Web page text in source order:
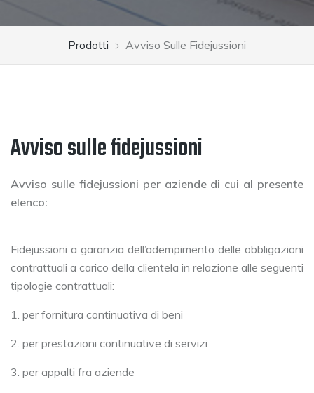
Prodotti Avviso Sulle Fidejussioni
Avviso sulle fidejussioni
Avviso sulle fidejussioni per aziende di cui al presente
elenco:
Fidejussioni a garanzia dell’adempimento delle obbligazioni
contrattuali a carico della clientela in relazione alle seguenti
tipologie contrattuali:
1. per fornitura continuativa di beni
2. per prestazioni continuative di servizi
3. per appalti fra aziende